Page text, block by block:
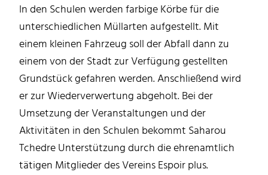
In den Schulen werden farbige Körbe für die
unterschiedlichen Müllarten aufgestellt. Mit
einem kleinen Fahrzeug soll der Abfall dann zu
einem von der Stadt zur Verfügung gestellten
Grundstück gefahren werden. Anschließend wird
er zur Wiederverwertung abgeholt. Bei der
Umsetzung der Veranstaltungen und der
Aktivitäten in den Schulen bekommt Saharou
Tchedre Unterstützung durch die ehrenamtlich
tätigen Mitglieder des Vereins Espoir plus.